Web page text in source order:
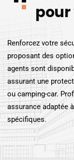
pour
Renforcez votre
proposant des
agents sont
assurant une
ou camping-car.
assurance adaptée
spécifiques.